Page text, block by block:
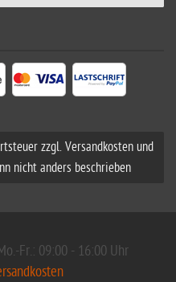
zzgl. Versandkosten und
nicht anders beschrieben
Fr.: 09:00 - 16:00 Uhr